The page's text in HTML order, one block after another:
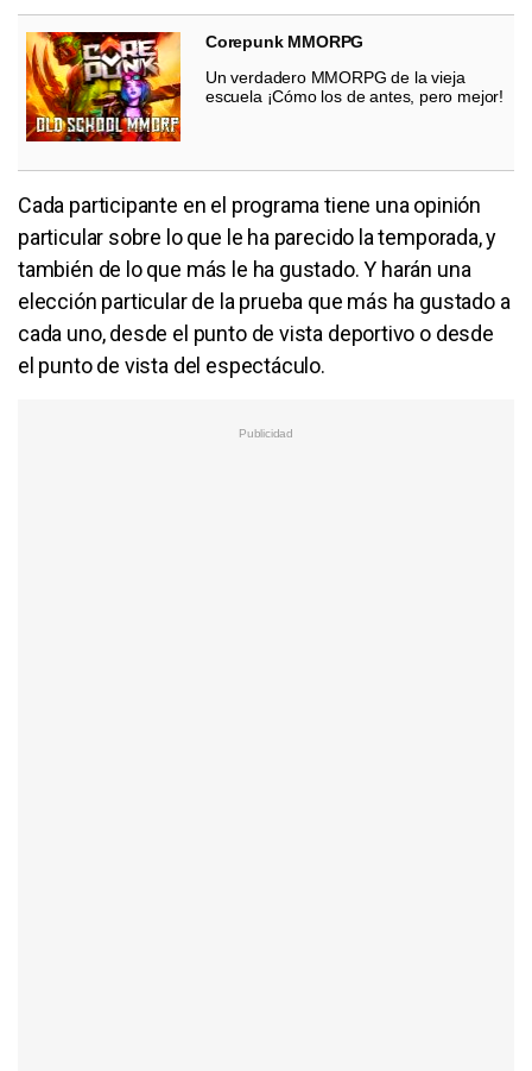
Corepunk MMORPG
Un verdadero MMORPG de la vieja
escuela ¡Cómo los de antes, pero mejor!
Cada participante en el programa tiene una opinión
particular sobre lo que le ha parecido la temporada, y
también de lo que más le ha gustado. Y harán una
elección particular de la prueba que más ha gustado a
cada uno, desde el punto de vista deportivo o desde
el punto de vista del espectáculo.